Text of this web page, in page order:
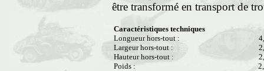
être transformé en transport de
Caractéristiques techniques
Longueur hors-tout :
Largeur hors-tout :
Hauteur hors-tout :
Poids :